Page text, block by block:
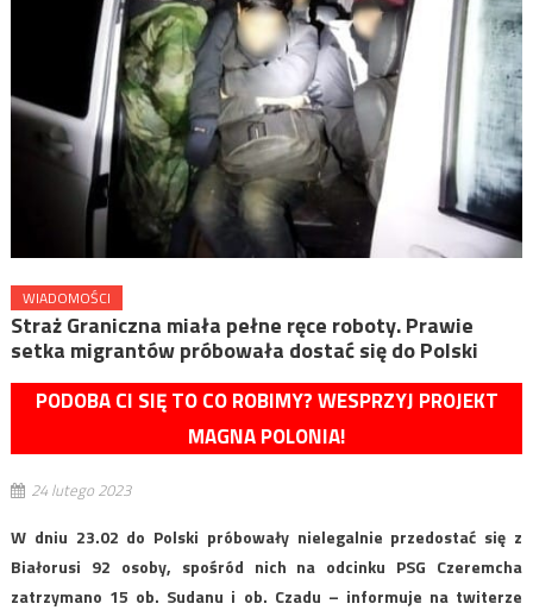
WIADOMOŚCI
Straż Graniczna miała pełne ręce roboty. Prawie
setka migrantów próbowała dostać się do Polski
PODOBA CI SIĘ TO CO ROBIMY? WESPRZYJ PROJEKT
MAGNA POLONIA!
24 lutego 2023
W dniu 23.02 do Polski próbowały nielegalnie przedostać się z
Białorusi 92 osoby, spośród nich na odcinku PSG Czeremcha
zatrzymano 15 ob. Sudanu i ob. Czadu – informuje na twiterze